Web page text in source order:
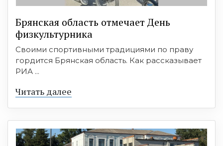
Брянская область отмечает День
физкультурника
Своими спортивными традициями по праву
гордится Брянская область. Как рассказывает
РИА ...
Читать далее